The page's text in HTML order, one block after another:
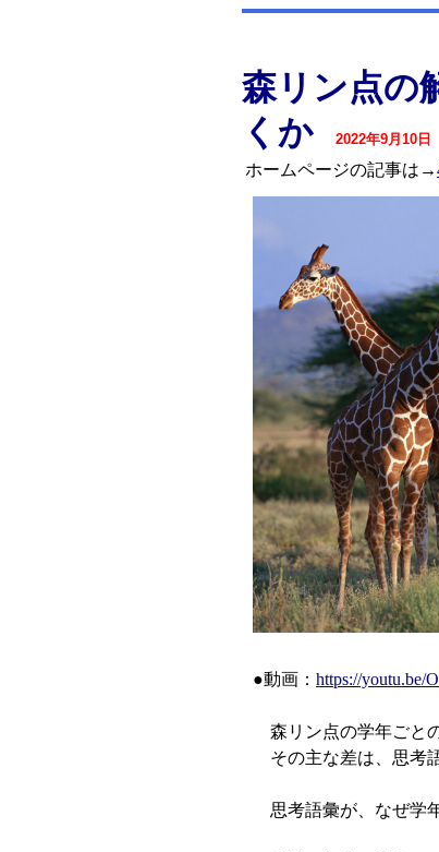
森リン点の
くか
2022年9月10日
ホームページの記事は→
●動画： https://youtu.be/
森リン点の学年ごと
その主な差は、思考
思考語彙が、なぜ学